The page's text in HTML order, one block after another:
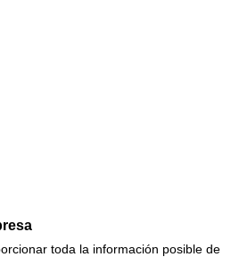
toda la información posible de